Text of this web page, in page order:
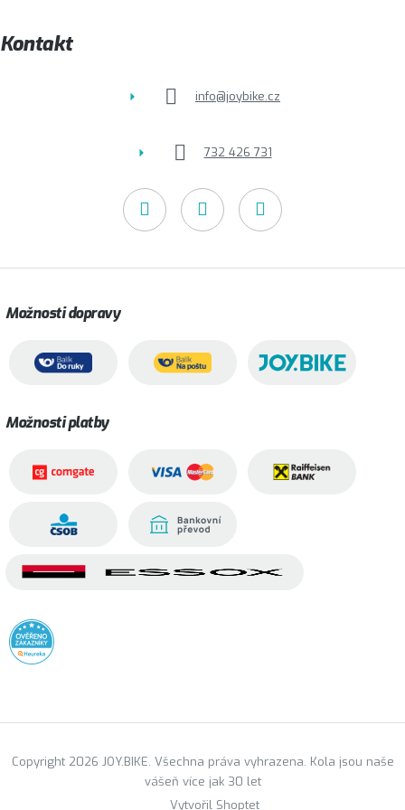
t
í
Kontakt
info@joybike.cz
732 426 731
Možnosti dopravy
Možnosti platby
Vytvořil Shoptet
Copyright 2026 JOY.BIKE. Všechna práva vyhrazena. Kola jsou naše
vášeň více jak 30 let